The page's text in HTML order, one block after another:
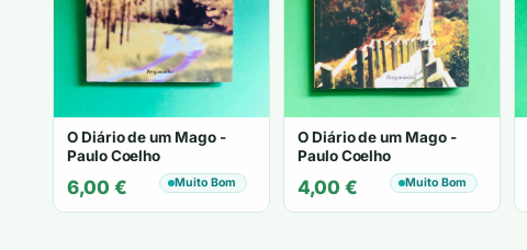
O Diário de um Mago -
Paulo Coelho
6,00 € Muito Bom
O Diário de um Mago -
Paulo Coelho
4,00 € Muito Bom